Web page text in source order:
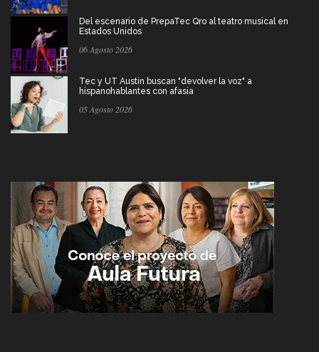
Del escenario de PrepaTec Qro al teatro musical en
Estados Unidos
06 Agosto 2026
Tec y UT Austin buscan "devolver la voz" a
hispanohablantes con afasia
05 Agosto 2026